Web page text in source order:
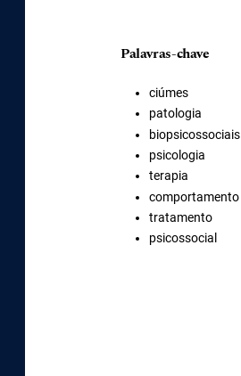
Palavras-chave
ciúmes
patologia
biopsicossociais
psicologia
terapia
comportamento
tratamento
psicossocial